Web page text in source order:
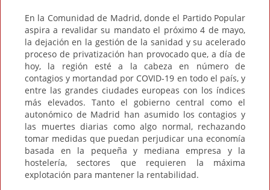
En la Comunidad de Madrid, donde el Partido Popular
aspira a revalidar su mandato el próximo 4 de mayo,
la dejación en la gestión de la sanidad y su acelerado
proceso de privatización han provocado que, a día de
hoy, la región esté a la cabeza en número de
contagios y mortandad por COVID-19 en todo el país, y
entre las grandes ciudades europeas con los índices
más elevados. Tanto el gobierno central como el
autonómico de Madrid han asumido los contagios y
las muertes diarias como algo normal, rechazando
tomar medidas que puedan perjudicar una economía
basada en la pequeña y mediana empresa y la
hostelería, sectores que requieren la máxima
explotación para mantener la rentabilidad.